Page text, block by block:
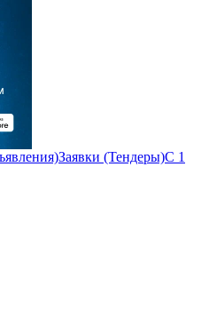
Заявки (Тендеры)С 1